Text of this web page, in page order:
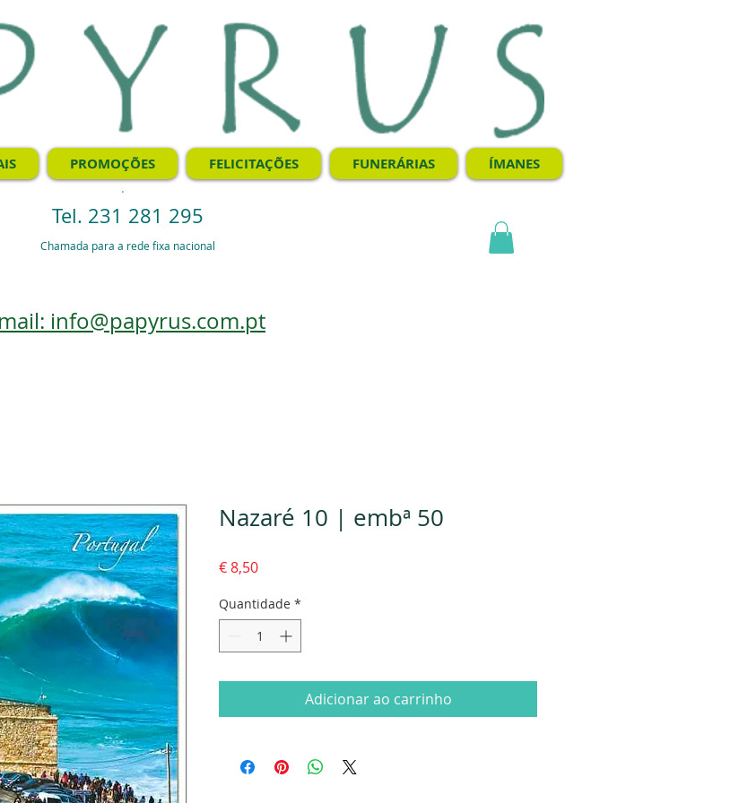
PROMOÇÕES FELICITAÇÕES FUNERÁRIAS ÍMANES
.
Tel. 231 281 295
Chamada para a rede fixa nacional
info@papyrus.com.pt
Nazaré 10 | embª 50
€ 8,50Preço
Quantidade *
Adicionar ao carrinho